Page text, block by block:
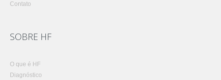
Contato
SOBRE HF
O que é HF
Diagnóstico